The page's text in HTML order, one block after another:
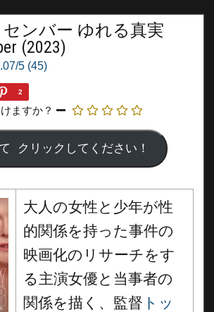
センバー ゆれる真実
(2023)
5 (45)
2
ますか？
大人の女性と少年が性
的関係を持った事件の
映画化のリサーチをす
る主演女優と当事者の
関係を描く、監督 トッ